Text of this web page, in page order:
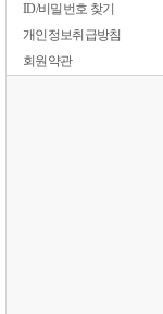
ID/비밀번호 찾기
개인정보취급방침
회원약관